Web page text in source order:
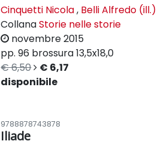
Cinquetti Nicola, Belli Alfredo (ill.)
CollanaStorie nelle storie
novembre 2015
pp. 96 brossura13,5x18,0
€ 6,50
€ 6,17
disponibile
9788878743878
Iliade